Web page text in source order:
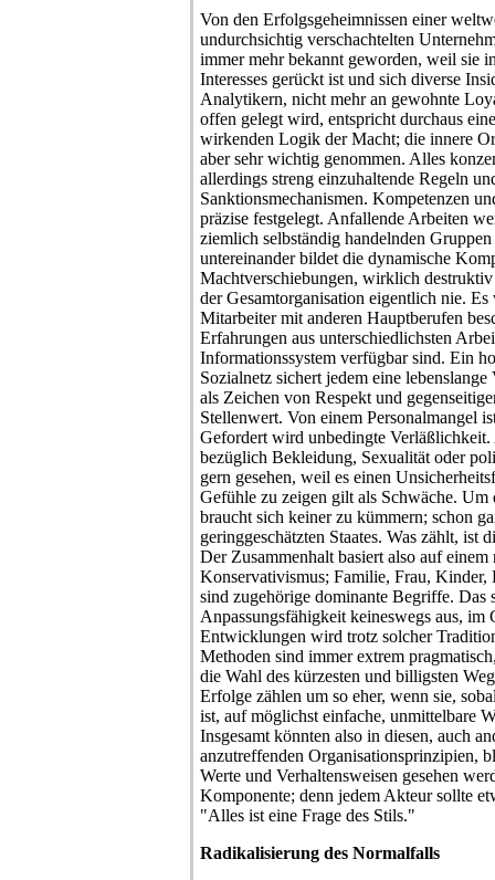
Von den Erfolgsgeheimnissen einer
undurchsichtig verschachtelten
immer mehr bekannt geworden, weil sie
Interesses gerückt ist und sich diverse
Analytikern, nicht mehr an gewohnte
offen gelegt wird, entspricht durchaus
wirkenden Logik der Macht; die innere
aber sehr wichtig genommen. Alles
allerdings streng einzuhaltende Regeln
Sanktionsmechanismen. Kompetenzen
präzise festgelegt. Anfallende Arbeiten
ziemlich selbständig handelnden
untereinander bildet die dynamische
Machtverschiebungen, wirklich
der Gesamtorganisation eigentlich nie.
Mitarbeiter mit anderen Hauptberufen
Erfahrungen aus unterschiedlichsten
Informationssystem verfügbar sind. Ein
Sozialnetz sichert jedem eine
als Zeichen von Respekt und
Stellenwert. Von einem Personalmangel
Gefordert wird unbedingte Verläßlichkeit.
bezüglich Bekleidung, Sexualität oder
gern gesehen, weil es einen
Gefühle zu zeigen gilt als Schwäche. Um
braucht sich keiner zu kümmern; schon
geringgeschätzten Staates. Was zählt, ist
Der Zusammenhalt basiert also auf einem
Konservativismus; Familie, Frau, Kinder,
sind zugehörige dominante Begriffe. Das
Anpassungsfähigkeit keineswegs aus,
Entwicklungen wird trotz solcher
Methoden sind immer extrem
die Wahl des kürzesten und billigsten
Erfolge zählen um so eher, wenn sie,
ist, auf möglichst einfache, unmittelbare
Insgesamt könnten also in diesen, auch
anzutreffenden Organisationsprinzipien,
Werte und Verhaltensweisen gesehen
Komponente; denn jedem Akteur sollte
"Alles ist eine Frage des Stils."
Radikalisierung des Normalfalls